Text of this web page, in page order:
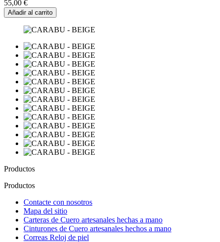
55,00 €
Añadir al carrito
Productos
Productos
Contacte con nosotros
Mapa del sitio
Carteras de Cuero artesanales hechas a mano
Cinturones de Cuero artesanales hechos a mano
Correas Reloj de piel